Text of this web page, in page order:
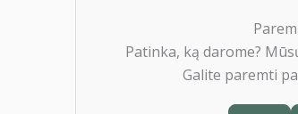
Patinka, ką darome?
Galite paremti